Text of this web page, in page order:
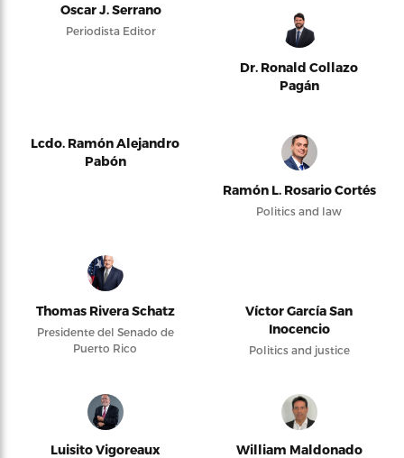
Oscar J. Serrano
Periodista Editor
Dr. Ronald Collazo
Pagán
Lcdo. Ramón Alejandro
Pabón
Ramón L. Rosario Cortés
Politics and law
Thomas Rivera Schatz
Presidente del Senado de
Puerto Rico
Víctor García San
Inocencio
Politics and justice
Luisito Vigoreaux William Maldonado